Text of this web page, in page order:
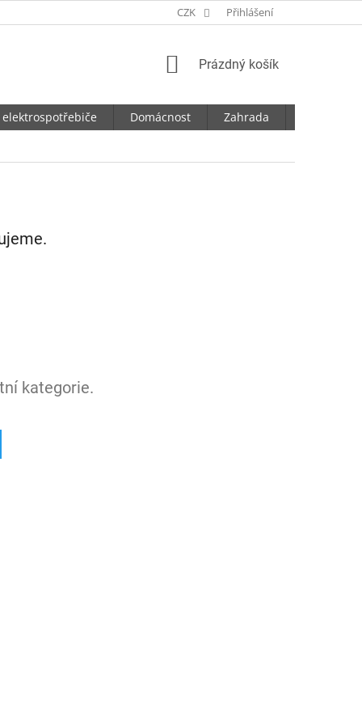
CZK Přihlášení
NÁKUPNÍ
Prázdný košík
elektrospotřebiče Domácnost Zahrada
kategorie.